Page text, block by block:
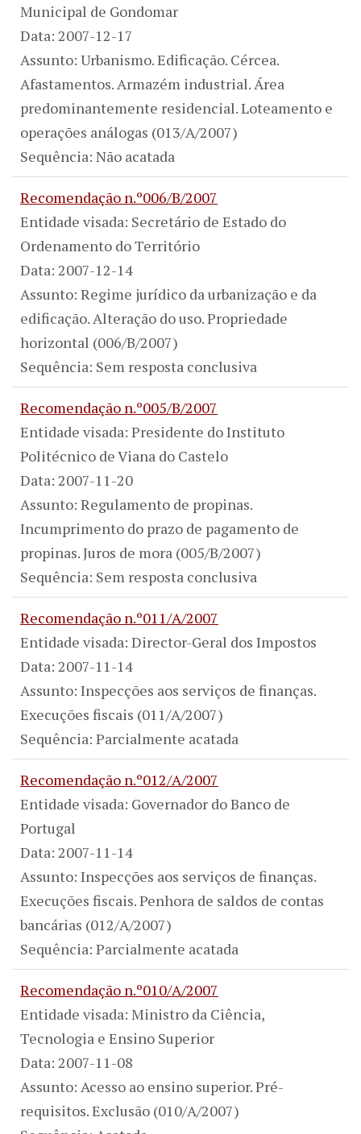
Municipal de Gondomar
Data: 2007-12-17
Assunto: Urbanismo. Edificação. Cércea.
Afastamentos. Armazém industrial. Área
predominantemente residencial. Loteamento e
operações análogas (013/A/2007)
Sequência: Não acatada
Recomendação n.º006/B/2007
Entidade visada: Secretário de Estado do
Ordenamento do Território
Data: 2007-12-14
Assunto: Regime jurídico da urbanização e da
edificação. Alteração do uso. Propriedade
horizontal (006/B/2007)
Sequência: Sem resposta conclusiva
Recomendação n.º005/B/2007
Entidade visada: Presidente do Instituto
Politécnico de Viana do Castelo
Data: 2007-11-20
Assunto: Regulamento de propinas.
Incumprimento do prazo de pagamento de
propinas. Juros de mora (005/B/2007)
Sequência: Sem resposta conclusiva
Recomendação n.º011/A/2007
Entidade visada: Director-Geral dos Impostos
Data: 2007-11-14
Assunto: Inspecções aos serviços de finanças.
Execuções fiscais (011/A/2007)
Sequência: Parcialmente acatada
Recomendação n.º012/A/2007
Entidade visada: Governador do Banco de
Portugal
Data: 2007-11-14
Assunto: Inspecções aos serviços de finanças.
Execuções fiscais. Penhora de saldos de contas
bancárias (012/A/2007)
Sequência: Parcialmente acatada
Recomendação n.º010/A/2007
Entidade visada: Ministro da Ciência,
Tecnologia e Ensino Superior
Data: 2007-11-08
Assunto: Acesso ao ensino superior. Pré-
requisitos. Exclusão (010/A/2007)